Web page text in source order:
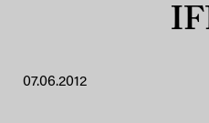
07.06.2012